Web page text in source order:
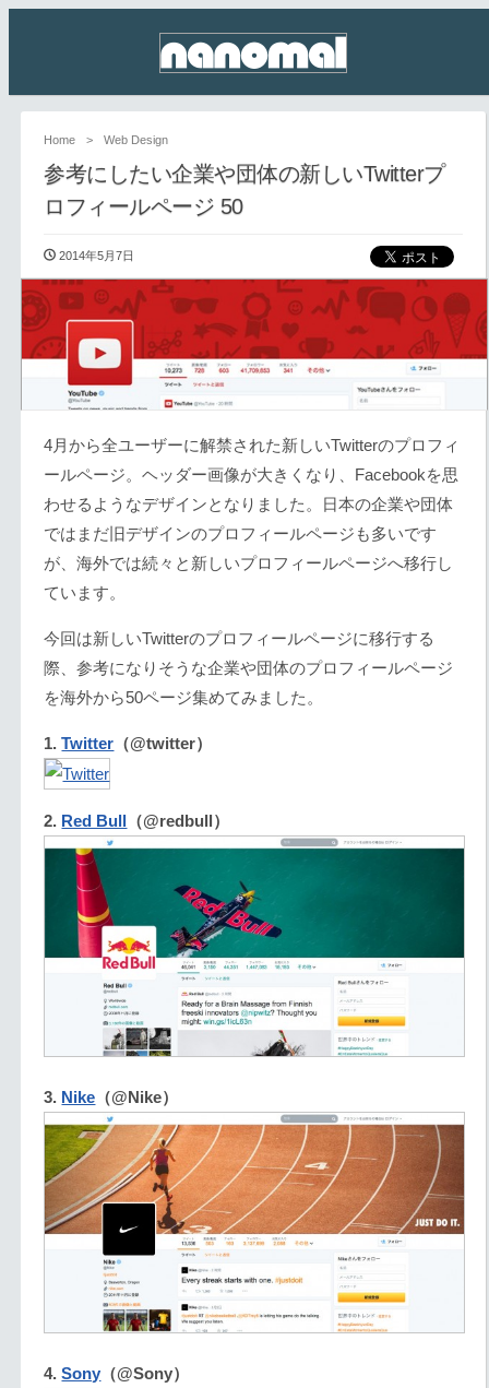
Home > Web Design
参考にしたい企業や団体の新しいTwitterプ
ロフィールページ 50
2014年5月7日
4月から全ユーザーに解禁された新しいTwitterのプロフィ
ールページ。ヘッダー画像が大きくなり、Facebookを思
わせるようなデザインとなりました。日本の企業や団体
ではまだ旧デザインのプロフィールページも多いです
が、海外では続々と新しいプロフィールページへ移行し
ています。
今回は新しいTwitterのプロフィールページに移行する
際、参考になりそうな企業や団体のプロフィールページ
を海外から50ページ集めてみました。
1.Twitter （@twitter）
2. Red Bull （@redbull）
3. Nike （@Nike）
4.Sony （@Sony）